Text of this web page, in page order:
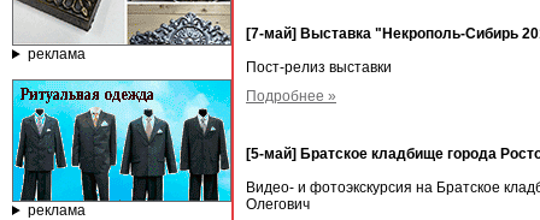
реклама
реклама
[7-май] Выставка "Некрополь-Сибирь
Пост-релиз выставки
Подробнее »
[5-май] Братское кладбище города
Видео- и фотоэкскурсия на Братское
Олегович